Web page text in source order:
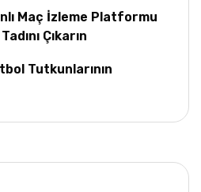
Maç İzleme Platformu
Çıkarın
Tutkunlarının